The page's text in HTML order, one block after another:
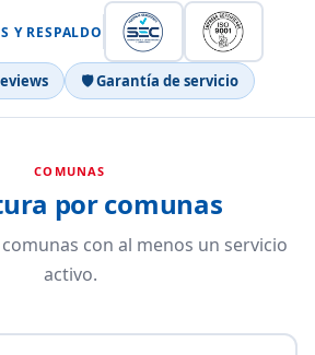
Y RESPALDO
🛡 Garantía de servicio
COMUNAS
por comunas
con al menos un servicio
activo.